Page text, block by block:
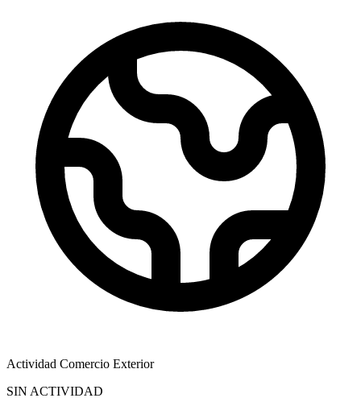
Actividad Comercio Exterior
SIN ACTIVIDAD